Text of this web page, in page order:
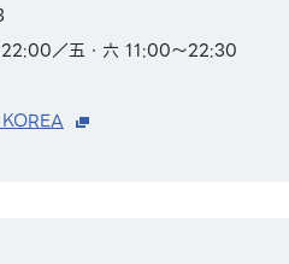
／五・六 11:00～22:30